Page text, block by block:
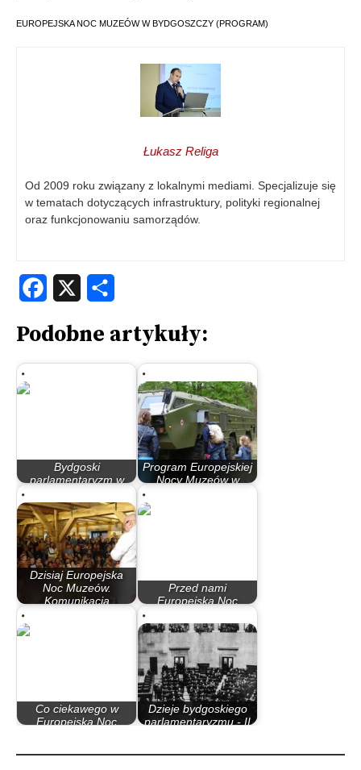
EUROPEJSKA NOC MUZEÓW W BYDGOSZCZY (PROGRAM)
Łukasz Religa
Od 2009 roku związany z lokalnymi mediami. Specjalizuje się
w tematach dotyczących infrastruktury, polityki regionalnej
oraz funkcjonowaniu samorządów.
Facebook
Podobne artykuły:
Bydgoski
parlamentaryzm w
Program Europejskiej
Nocy Muzeów w
Dzisiaj Europejska
Noc Muzeów.
Komunikacja
Przed nami
Europejska Noc
Co ciekawego w
Europejską Noc
Dzieje bydgoskiego
parlamentaryzmu - II